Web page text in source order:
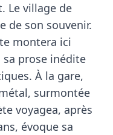
Le village de
de son souvenir.
montera ici
prose inédite
À la gare,
, surmontée
voyagea, après
évoque sa